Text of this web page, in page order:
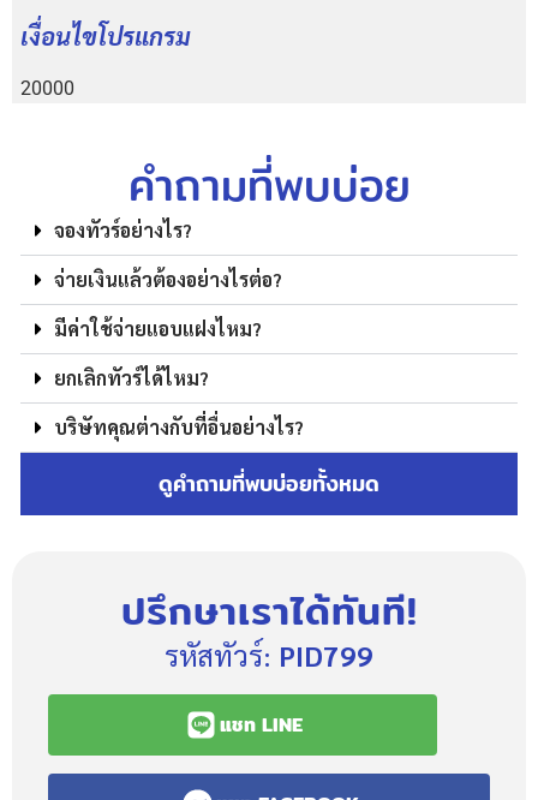
เงื่อนไขโปรแกรม
20000
คำถามที่พบบ่อย
จองทัวร์อย่างไร?
จ่ายเงินแล้วต้องอย่างไรต่อ?
มีค่าใช้จ่ายแอบแฝงไหม?
ยกเลิกทัวร์ได้ไหม?
บริษัทคุณต่างกับที่อื่นอย่างไร?
ดูคำถามที่พบบ่อยทั้งหมด
ปรึกษาเราได้ทันที!
รหัสทัวร์: PID799
แชท LINE